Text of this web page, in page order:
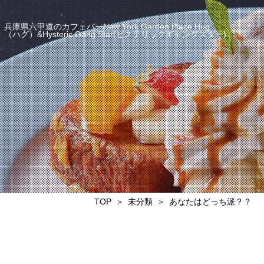
兵庫県六甲道のカフェバーNew York Garden Place Hug
（ハグ）&Hysteric Gang Star(ヒステリックギャングスター)
TOP 未分類 あなたはどっち派？？